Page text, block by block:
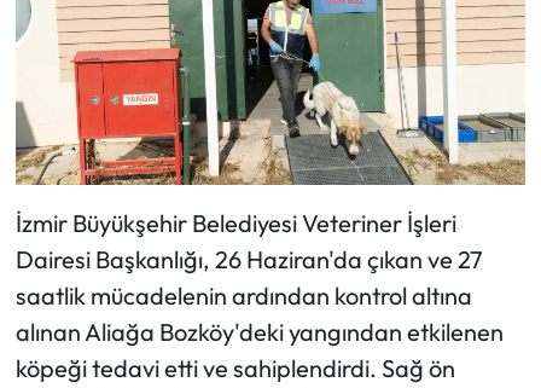
İzmir Büyükşehir Belediyesi Veteriner İşleri
Dairesi Başkanlığı, 26 Haziran'da çıkan ve 27
saatlik mücadelenin ardından kontrol altına
alınan Aliağa Bozköy'deki yangından etkilenen
köpeği tedavi etti ve sahiplendirdi. Sağ ön